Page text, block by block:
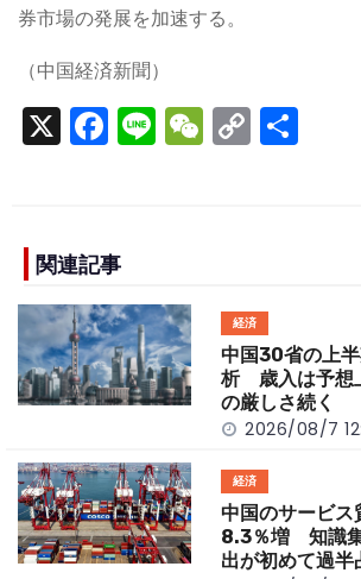
券市場の発展を加速する。
（中国経済新聞）
X F
a
e
b
o
o
k
Li
n
W
e
C
o
n
k
関連記事
経済
中国30省の上
析 歳入は予想
の厳しさ続く
2026/08/7
経済
中国のサービス
8.3％増 知識
出が初めて過半